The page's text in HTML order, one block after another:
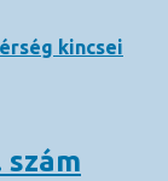
kincsei
szám